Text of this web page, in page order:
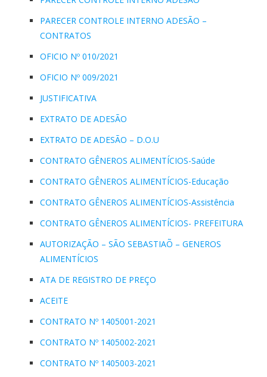
PARECER CONTROLE INTERNO ADESÃO –
CONTRATOS
OFICIO Nº 010/2021
OFICIO Nº 009/2021
JUSTIFICATIVA
EXTRATO DE ADESÃO
EXTRATO DE ADESÃO – D.O.U
CONTRATO GÊNEROS ALIMENTÍCIOS-Saúde
CONTRATO GÊNEROS ALIMENTÍCIOS-Educação
CONTRATO GÊNEROS ALIMENTÍCIOS-Assistência
CONTRATO GÊNEROS ALIMENTÍCIOS- PREFEITURA
AUTORIZAÇÃO – SÃO SEBASTIAÕ – GENEROS
ALIMENTÍCIOS
ATA DE REGISTRO DE PREÇO
ACEITE
CONTRATO Nº 1405001-2021
CONTRATO Nº 1405002-2021
CONTRATO Nº 1405003-2021